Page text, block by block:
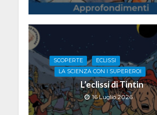
SCOPERTE
ECLISSI
LA SCIENZA CON I SUPEREROI
L’eclissi di Tintin
16 Luglio 2026